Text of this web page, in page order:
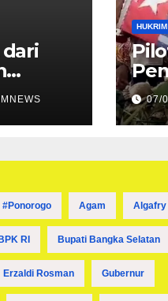
HUKRIM
07/
#ponorogo Agam Algafry
BPK RI Bupati Bangka Selatan
Erzaldi Rosman Gubernur